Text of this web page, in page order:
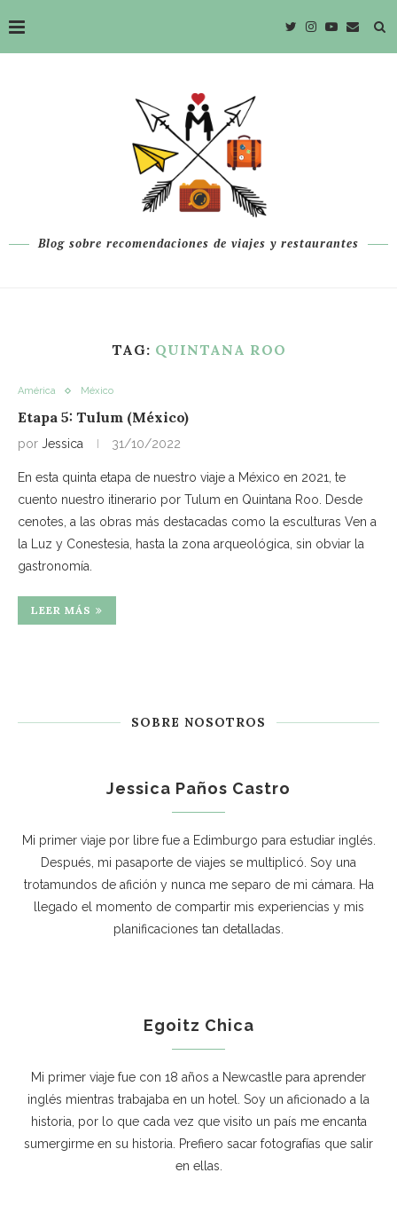
Blog sobre recomendaciones de viajes y restaurantes
TAG: QUINTANA ROO
América México
Etapa 5: Tulum (México)
por Jessica 31/10/2022
En esta quinta etapa de nuestro viaje a México en 2021, te
cuento nuestro itinerario por Tulum en Quintana Roo. Desde
cenotes, a las obras más destacadas como la esculturas Ven a
la Luz y Conestesia, hasta la zona arqueológica, sin obviar la
gastronomía.
LEER MÁS
SOBRE NOSOTROS
Jessica Paños Castro
Mi primer viaje por libre fue a Edimburgo para estudiar inglés.
Después, mi pasaporte de viajes se multiplicó. Soy una
trotamundos de afición y nunca me separo de mi cámara. Ha
llegado el momento de compartir mis experiencias y mis
planificaciones tan detalladas.
Egoitz Chica
Mi primer viaje fue con 18 años a Newcastle para aprender
inglés mientras trabajaba en un hotel. Soy un aficionado a la
historia, por lo que cada vez que visito un país me encanta
sumergirme en su historia. Prefiero sacar fotografías que salir
en ellas.